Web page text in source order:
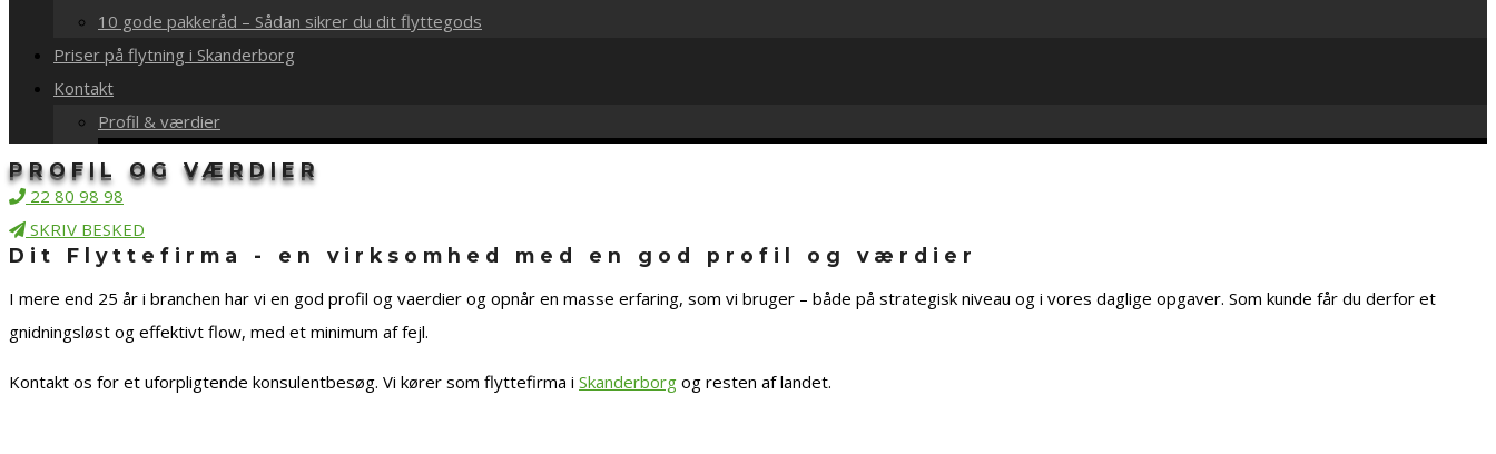
10 gode pakkeråd – Sådan sikrer du dit flyttegods
Priser på flytning i Skanderborg
Kontakt
Profil & værdier
PROFIL OG VÆRDIER
22 80 98 98
SKRIV BESKED
Dit Flyttefirma - en virksomhed med en god profil og værdier
I mere end 25 år i branchen har vi en god profil og vaerdier og opnår en masse erfaring, som vi bruger – både på strategisk niveau og i vores daglige opgaver. Som kunde får du derfor et
gnidningsløst og effektivt flow, med et minimum af fejl.
Kontakt os for et uforpligtende konsulentbesøg. Vi kører som flyttefirma i Skanderborg og resten af landet.